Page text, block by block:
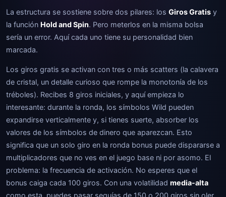
La estructura se sostiene sobre dos pilares: los Giros Gratis y
la función Hold and Spin. Pero meterlos en la misma bolsa
sería un error. Aquí cada uno tiene su personalidad bien
marcada.
Los giros gratis se activan con tres o más scatters (la calavera
de cristal, un detalle curioso que rompe la monotonía de los
tréboles). Recibes 8 giros iniciales, y aquí empieza lo
interesante: durante la ronda, los símbolos Wild pueden
expandirse verticalmente y, si tienes suerte, absorber los
valores de los símbolos de dinero que aparezcan. Esto
significa que un solo giro en la ronda bonus puede dispararse a
multiplicadores que no ves en el juego base ni por asomo. El
problema: la frecuencia de activación. No esperes que el
bonus caiga cada 100 giros. Con una volatilidad media-alta
como esta, puedes pasar sequías de 150 o 200 giros sin oler